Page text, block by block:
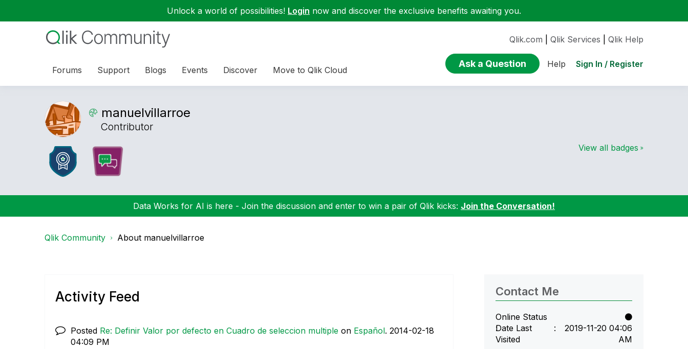
Unlock a world of possibilities! Login now and discover the exclusive benefits awaiting you.
Forums Support Blogs Events Discover Move to Qlik Cloud
Qlik.com Qlik Services Qlik Help
Ask a Question Help Sign In / Register
manuelvillarroe
Contributor
View all badges
Data Works for AI is here - Join the discussion and enter to win a pair of Qlik kicks: Join the Conversation!
Qlik Community About manuelvillarroe
Activity Feed
Posted Re: Definir Valor por defecto en Cuadro de seleccion multiple on Español. ‎2014-02-18
04:09 PM
Contact Me
Online Status
Date Last
Visited
‎2019-11-20 04:06
AM